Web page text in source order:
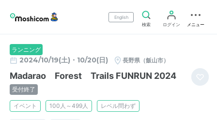
English
検索
ログイン メニュー
ランニング
2024/10/19(土)・10/20(日) 長野県（飯山市）
Madarao Forest Trails FUNRUN 2024
受付終了
イベント 100人～499人 レベル問わず